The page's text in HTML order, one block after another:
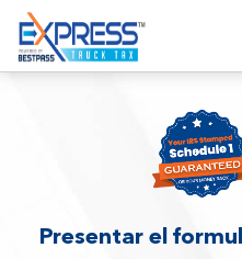
Presentar el